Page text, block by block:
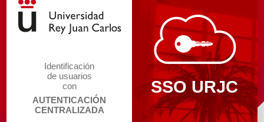
Identificación
de usuarios
con
AUTENTICACIÓN
CENTRALIZADA
SSO URJC